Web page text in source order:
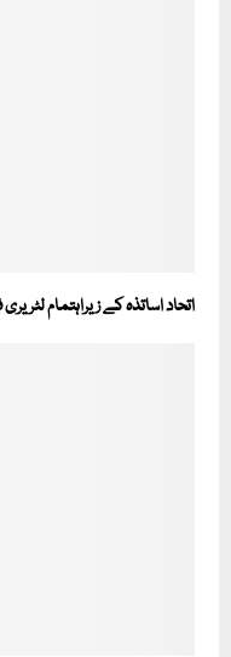
اتحاد اساتذہ کے زیراہتمام